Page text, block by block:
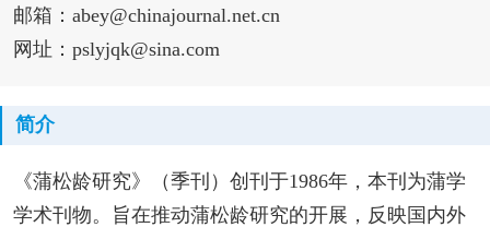
邮箱：abey@chinajournal.net.cn
网址：pslyjqk@sina.com
简介
《蒲松龄研究》（季刊）创刊于1986年，本刊为蒲学
学术刊物。旨在推动蒲松龄研究的开展，反映国内外